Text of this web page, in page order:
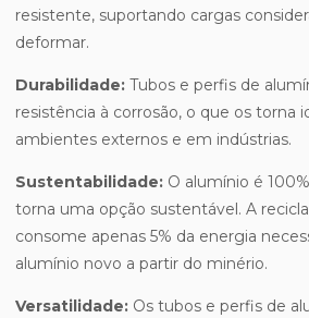
resistente, suportando cargas
deformar.
Durabilidade: Tubos e perfis de
resistência à corrosão, o que os torna
ambientes externos e em indústrias.
Sustentabilidade: O alumínio é
torna uma opção sustentável. A
consome apenas 5% da energia
alumínio novo a partir do minério.
Versatilidade: Os tubos e perfis de